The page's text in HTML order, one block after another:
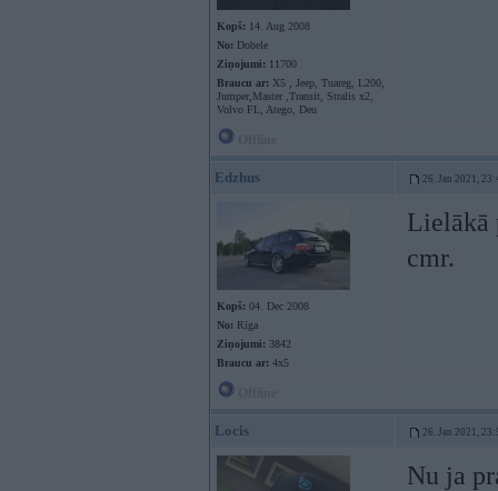
Kopš: 14. Aug 2008
No: Dobele
Ziņojumi: 11700
Braucu ar: X5 , Jeep, Tuareg, L200,
Jumper,Master ,Transit, Stralis x2,
Volvo FL, Atego, Deu
Edzhus 26. Jan 2021,
Kopš: 04. Dec 2008
No: Rīga
Ziņojumi: 3842
Braucu ar: 4x5
Lielākā
cmr.
Locis 26. Jan 2021,
Nu ja